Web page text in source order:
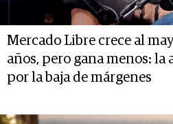
Mercado Libre crece al
años, pero gana menos: la
por la baja de márgenes